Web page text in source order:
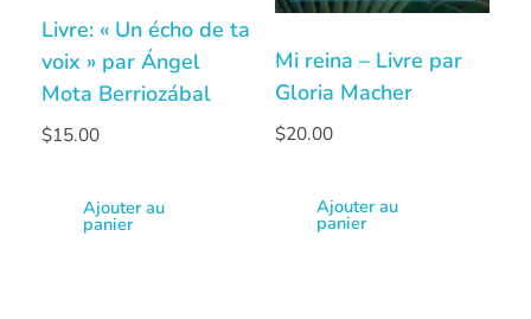
Livre: « Un écho de ta
voix » par Ángel
Mota Berriozábal
$15.00
Ajouter au
panier
Mi reina – Livre par
Gloria Macher
$20.00
Ajouter au
panier